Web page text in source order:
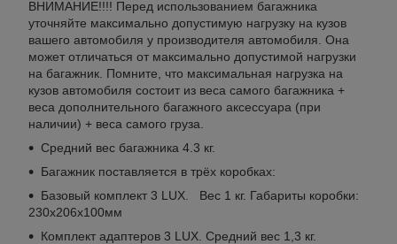
ВНИМАНИЕ!!!! Перед использованием багажника
уточняйте максимально допустимую нагрузку на кузов
вашего автомобиля у производителя автомобиля. Она
может отличаться от максимально допустимой нагрузки
на багажник. Помните, что максимальная нагрузка на
кузов автомобиля состоит из веса самого багажника +
веса дополнительного багажного аксессуара (при
наличии) + веса самого груза.
Средний вес багажника 4.3 кг.
Багажник поставляется в трёх коробках:
Базовый комплект 3 LUX. Вес 1 кг. Габариты коробки:
230х206х100мм
Комплект адаптеров 3 LUX. Средний вес 1,3 кг.